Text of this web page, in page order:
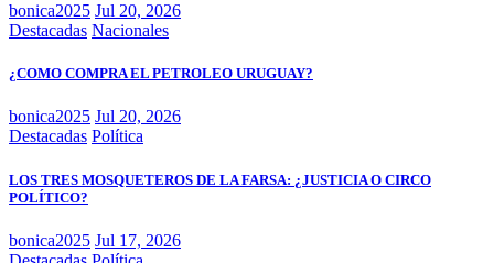
bonica2025 Jul 20, 2026
Destacadas Nacionales
¿COMO COMPRA EL PETROLEO URUGUAY?
bonica2025 Jul 20, 2026
Destacadas Política
LOS TRES MOSQUETEROS DE LA FARSA: ¿JUSTICIA O CIRCO
POLÍTICO?
bonica2025 Jul 17, 2026